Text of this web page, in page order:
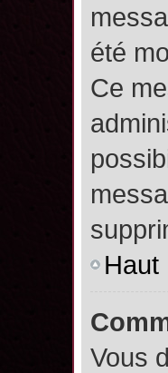
été
Ce
Haut
Vous